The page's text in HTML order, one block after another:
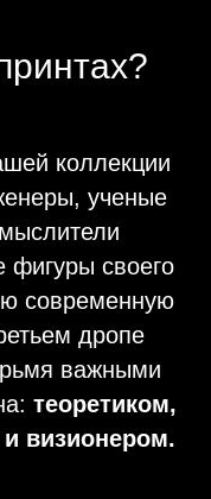
коллекции
ученые
своего
современную
дропе
важными
теоретиком,
визионером.